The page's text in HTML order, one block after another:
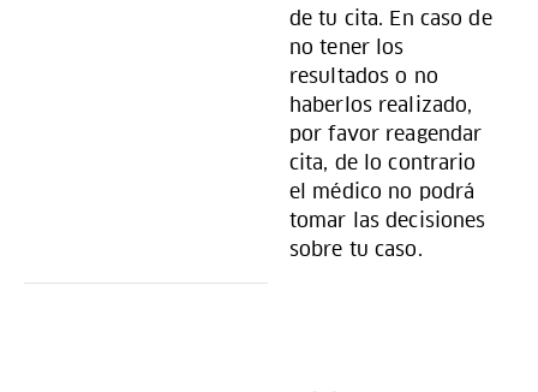
de tu cita. En caso de
no tener los
resultados o no
haberlos realizado,
por favor reagendar
cita, de lo contrario
el médico no podrá
tomar las decisiones
sobre tu caso.